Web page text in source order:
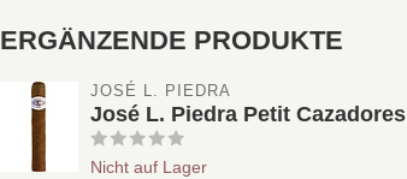
ERGÄNZENDE PRODUKTE
JOSÉ L. PIEDRA
José L. Piedra Petit Cazadores
Nicht auf Lager